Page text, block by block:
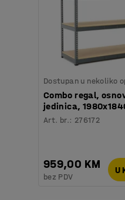
Dostupan u nekoliko
Combo regal,
jedinica,
Art. br.: 276172
959,00 KM
bez PDV
U